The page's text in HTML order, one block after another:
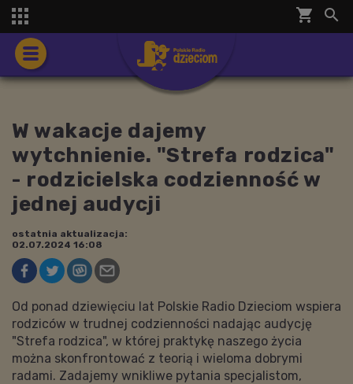
shopping_cart 

W wakacje dajemy
wytchnienie. "Strefa rodzica"
- rodzicielska codzienność w
jednej audycji
ostatnia aktualizacja:
02.07.2024 16:08
Od ponad dziewięciu lat Polskie Radio Dzieciom wspiera
rodziców w trudnej codzienności nadając audycję
"Strefa rodzica", w której praktykę naszego życia
można skonfrontować z teorią i wieloma dobrymi
radami. Zadajemy wnikliwe pytania specjalistom,